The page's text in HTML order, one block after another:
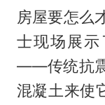
房屋要怎么
士现场展
——传统抗
混凝土来使